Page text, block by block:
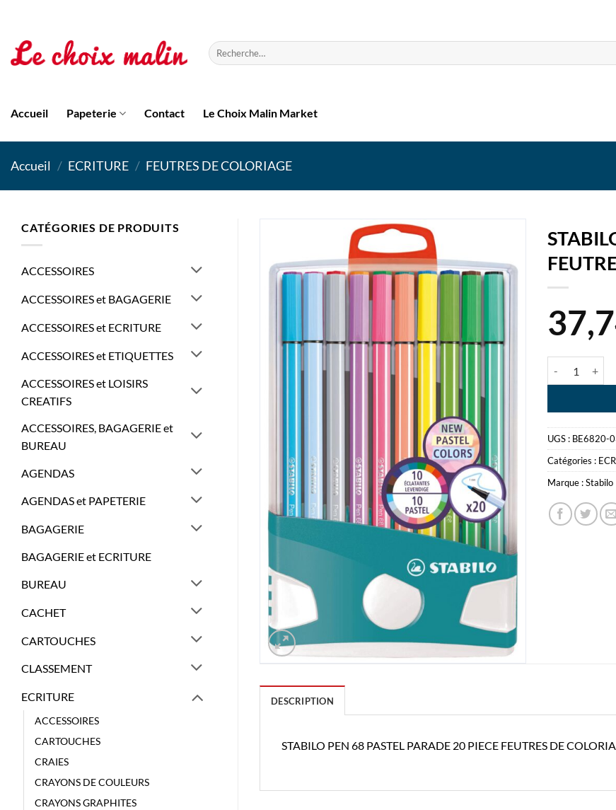
contenu
Recherche
pour :
Accueil Papeterie Contact Le Choix Malin Market
Accueil / ECRITURE / FEUTRES DE COLORIAGE
CATÉGORIES DE PRODUITS
ACCESSOIRES
ACCESSOIRES et BAGAGERIE
ACCESSOIRES et ECRITURE
ACCESSOIRES et ETIQUETTES
ACCESSOIRES et LOISIRS
CREATIFS
ACCESSOIRES, BAGAGERIE et
BUREAU
AGENDAS
AGENDAS et PAPETERIE
BAGAGERIE
BAGAGERIE et ECRITURE
BUREAU
CACHET
CARTOUCHES
CLASSEMENT
ECRITURE
ACCESSOIRES
CARTOUCHES
CRAIES
CRAYONS DE COULEURS
CRAYONS GRAPHITES
UGS : BE6820-
Catégories :
Marque :Stabilo
DESCRIPTION
STABILO PEN 68 PASTEL PARADE 20 PIECE FEUTRES DE